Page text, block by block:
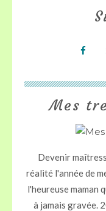
Mes
Devenir
réalité l'année de
l'heureuse maman
à jamais gravée.